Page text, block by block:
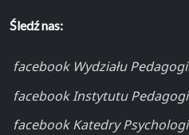
Śledź nas:
facebook Wydziału
facebook Instytutu
facebook Katedry